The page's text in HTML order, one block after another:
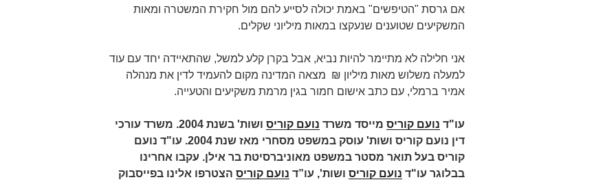
אם גרסת "הטיפשים" באמת יכולה לסייע להם מול חקירת המשטרה ומאות
המשקיעים שטוענים שנעקצו במאות מיליוני שקלים.
אני חלילה לא מתיימר להיות נביא, אבל בקרן קלע למשל, שהתאיידה יחד עם עוד
למעלה משלוש מאות מיליון ₪ מצאה המדינה מקום להעמיד לדין את מנהלה
אמיר ברמלי, עם כתב אישום חמור בגין מרמת משקיעים והטעייה.
עו"ד נועם קוריס מייסד משרד נועם קוריס
ושות' בשנת 2004. משרד עורכי
דין נועם קוריס ושות' עוסק במשפט מסחרי מאז שנת 2004. עו"ד נועם
קוריס בעל תואר מסטר במשפט מאוניברסיטת בר אילן. עקבו אחרינו
בבלוגר עו"ד נועם קוריס ושות', עו”ד נועם קוריס הצטרפו אלינו בפייסבוק